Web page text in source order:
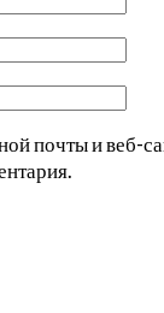
почты и веб-